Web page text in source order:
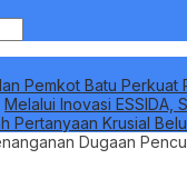
Pemkot Batu
Melalui Inovasi ESSIDA,
Pertanyaan Krusial
Dugaan